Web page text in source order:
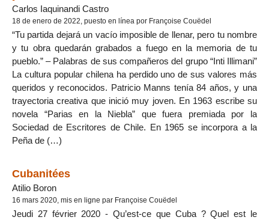
Carlos Iaquinandi Castro
18 de enero de 2022, puesto en línea por Françoise Couëdel
“Tu partida dejará un vacío imposible de llenar, pero tu nombre
y tu obra quedarán grabados a fuego en la memoria de tu
pueblo.” – Palabras de sus compañeros del grupo “Inti Illimani”
La cultura popular chilena ha perdido uno de sus valores más
queridos y reconocidos. Patricio Manns tenía 84 años, y una
trayectoria creativa que inició muy joven. En 1963 escribe su
novela “Parias en la Niebla” que fuera premiada por la
Sociedad de Escritores de Chile. En 1965 se incorpora a la
Peña de (…)
Cubanitées
Atilio Boron
16 mars 2020, mis en ligne par Françoise Couëdel
Jeudi 27 février 2020 - Qu’est-ce que Cuba ? Quel est le